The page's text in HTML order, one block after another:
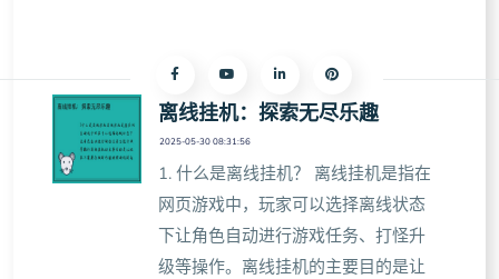
离线挂机：探索无尽乐趣
2025-05-30 08:31:56
1. 什么是离线挂机？ 离线挂机是指在
网页游戏中，玩家可以选择离线状态
下让角色自动进行游戏任务、打怪升
级等操作。离线挂机的主要目的是让